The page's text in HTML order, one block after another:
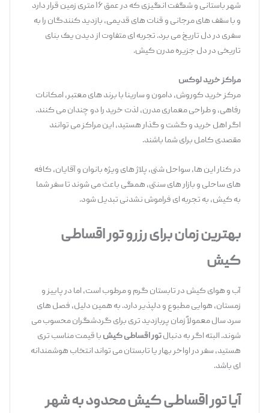
شهر باستانی و شگفت ‌انگیزی که در عمق ۱۶ متری زمین قرار دارد
و با سقف ‌های مرجانی و قنات ‌های قدیمی، بازدید کنندگان را به
سفری در دل تاریخ می ‌برد. تجربه ‌ای متفاوت از دیدن یک بنای
تاریخی در دل جزیره مدرن کیش.
مراکز خرید لوکس
مرکز خرید کوروش، دامون و سارینا با برند های معتبر، امکانات
رفاهی، و طراحی معماری مدرن، لذت خرید را دو چندان می‌ کنند.
اگر اهل خرید و گشت ‌و گذار هستید، این مراکز می ‌توانند
مقصدی کامل برای شما باشند.
در کنار این‌ ها، سواحل شنی، پلاژ های ویژه بانوان و آقایان، کافه‌
های ساحلی و بازار های سنتی، همگی باعث می ‌شوند تا سفر شما
به کیش، به تجربه ‌ای فراموش‌ نشدنی تبدیل شود.
بهترین زمان برای رزرو تور اقساطی
کیش
آب ‌و هوای کیش در تابستان گرم و مرطوب است، اما در پاییز و
زمستان، هوایی مطبوع و دلپذیر دارد. به همین دلیل، فصل ‌های
سرد سال معمولاً زمان پربازدید تری برای گردشگران محسوب می
‌شوند. البته اگر به دنبال تور اقساطی کیشبا قیمت مناسب ‌تری
هستید، سفر در اواخر بهار یا تابستان می ‌تواند انتخاب هوشمندانه
‌ای باشد.
آیا تور اقساطی کیش محدود به شهر